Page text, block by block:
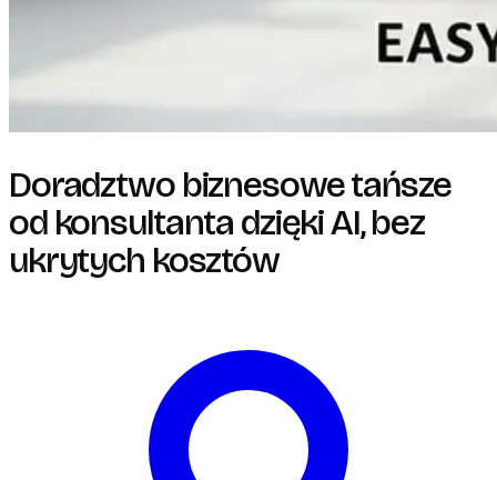
Doradztwo biznesowe tańsze
od konsultanta dzięki AI, bez
ukrytych kosztów